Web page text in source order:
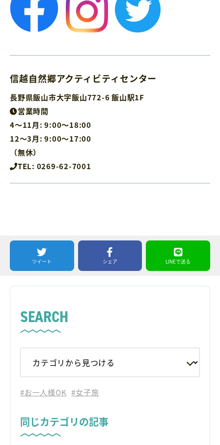
信越自然郷アクティビティセンター
長野県飯山市大字飯山772-6 飯山駅1F
営業時間
4～11月: 9:00～18:00
12～3月: 9:00～17:00
（無休）
TEL: 0269-62-7001
ツイート シェア LINEで送る
SEARCH
#お一人様OK #女子旅
同じカテゴリの記事